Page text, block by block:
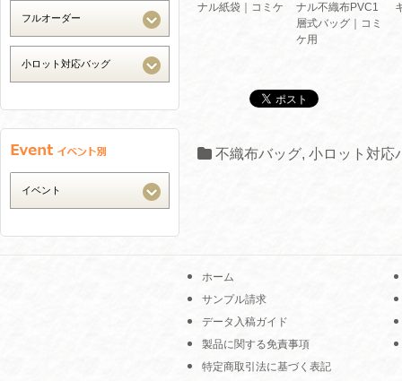
ナル紙袋｜コミケ
ナル不織布PVC1
層式バッグ｜コミ
ケ用
不織布バッグ, 小ロット対応
ホーム
サンプル請求
データ入稿ガイド
製品に関する免責事項
特定商取引法に基づく表記